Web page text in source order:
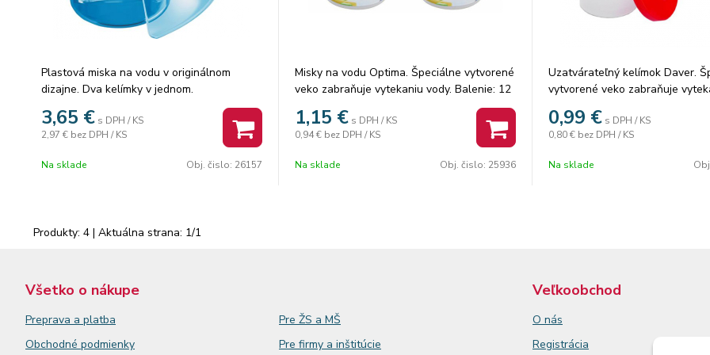
Plastová miska na vodu v originálnom
dizajne. Dva kelímky v jednom.
3,65 € s DPH / KS
2,97 € bez DPH / KS
Na sklade Obj. čislo: 26157
Misky na vodu Optima. Špeciálne vytvorené
veko zabraňuje vytekaniu vody. Balenie: 12
1,15 € s DPH / KS
0,94 € bez DPH / KS
Na sklade Obj. čislo: 25936
Uzatvárateľný kelímok Daver.
vytvorené veko zabraňuje
0,99 € s DPH / KS
0,80 € bez DPH / KS
Na sklade
Produkty: 4 | Aktuálna strana: 1/1
Všetko o nákupe
Preprava a platba
Obchodné podmienky
Pre ŽS a MŠ
Pre firmy a inštitúcie
Veľkoobchod
O nás
Registrácia